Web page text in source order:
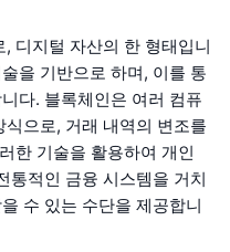
디지털 자산의 한 형태입니
을 기반으로 하며, 이를 통
다. 블록체인은 여러 컴퓨
으로, 거래 내역의 변조를
한 기술을 활용하여 개인
통적인 금융 시스템을 거치
수 있는 수단을 제공합니